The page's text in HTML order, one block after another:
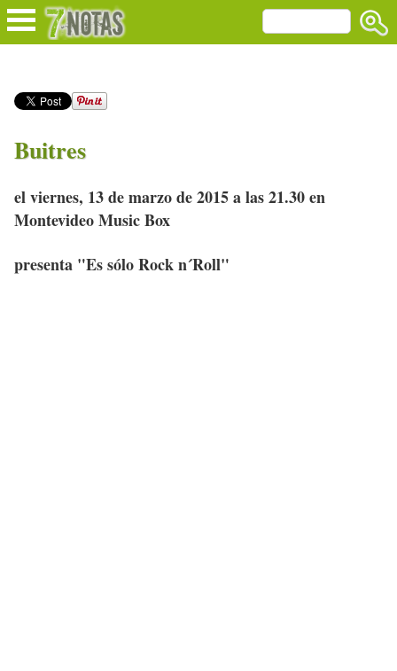
Buitres
el viernes, 13 de marzo de 2015 a las 21.30 en
Montevideo Music Box
presenta "Es sólo Rock n´Roll"